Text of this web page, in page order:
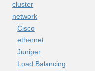
cluster
network
Cisco
ethernet
Juniper
Load Balancing